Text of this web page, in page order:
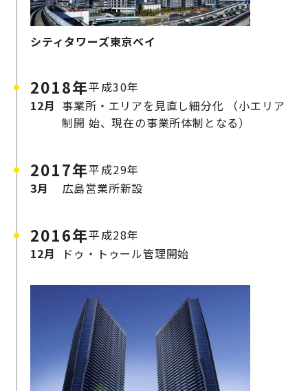
シティタワーズ東京ベイ
2018年平成30年
12月 事業所・エリアを見直し細分化
（小エリア
制開 始、現在の事業所体制となる）
2017年平成29年
3月
広島営業所新設
2016年平成28年
12月
ドゥ・トゥール管理開始